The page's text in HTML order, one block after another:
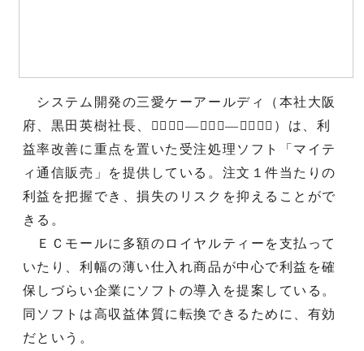
システム開発の三愛ケーアールディ（本社大阪
府、黒田英樹社長、０７２―６２６―２７８６）は、利
益率改善に重点を置いた受注処理ソフト「マイテ
ィ通信販売」を提供している。注文１件当たりの
利益を把握でき、損失のリスクを抑えることがで
きる。
ＥＣモールに多額のロイヤルティーを支払って
いたり、利幅の薄い仕入れ商品が中心で利益を確
保しづらい企業にソフトの導入を提案している。
同ソフトは高収益体質に転換できるために、有効
だという。